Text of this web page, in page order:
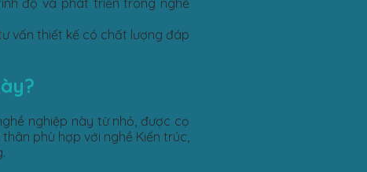
độ và phát triển trong nghề
vấn thiết kế có chất lượng đáp
nghiệp này từ nhỏ, được cọ
phù hợp với nghề Kiến trúc,